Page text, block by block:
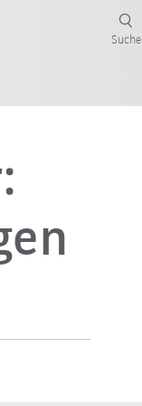
Suche